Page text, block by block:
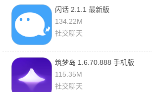
闪话 2.1.1 最新版
134.22M
社交聊天
筑梦岛 1.6.70.888 手机版
115.35M
社交聊天